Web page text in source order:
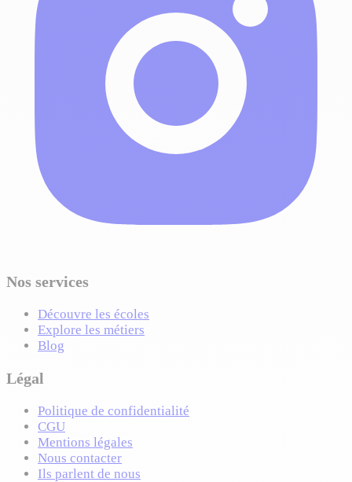
Nos services
Découvre les écoles
Explore les métiers
Blog
Légal
Politique de confidentialité
CGU
Mentions légales
Nous contacter
Ils parlent de nous